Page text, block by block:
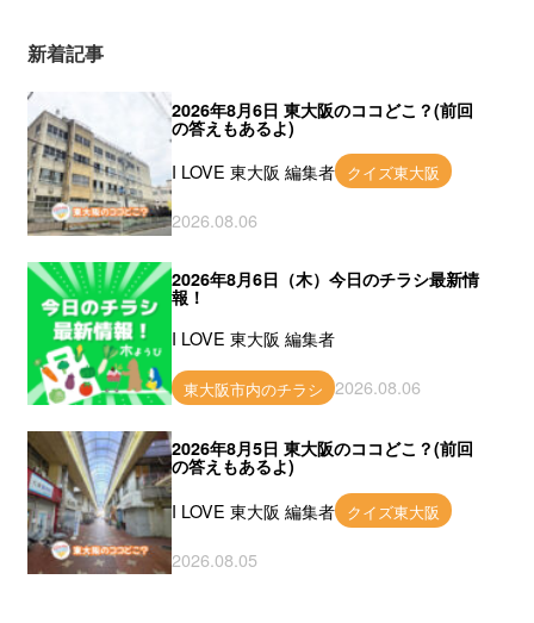
新着記事
2026年8月6日 東大阪のココどこ？(前回
の答えもあるよ)
I LOVE 東大阪 編集者 クイズ東大阪
2026.08.06
2026年8月6日（木）今日のチラシ最新情
報！
I LOVE 東大阪 編集者
東大阪市内のチラシ 2026.08.06
2026年8月5日 東大阪のココどこ？(前回
の答えもあるよ)
I LOVE 東大阪 編集者 クイズ東大阪
2026.08.05